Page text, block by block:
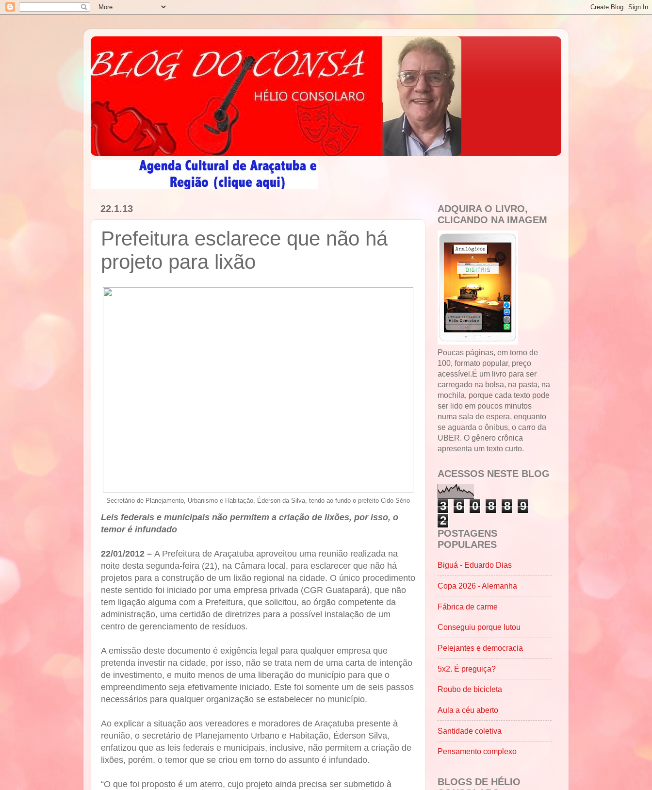
22.1.13
Prefeitura esclarece que não há
projeto para lixão
Secretário de Planejamento, Urbanismo e Habitação, Éderson da Silva, tendo ao fundo o prefeito Cido Sério
Leis federais e municipais não permitem a criação de lixões, por isso, o
temor é infundado
22/01/2012 – A Prefeitura de Araçatuba aproveitou uma reunião realizada na
noite desta segunda-feira (21), na Câmara local, para esclarecer que não há
projetos para a construção de um lixão regional na cidade. O único procedimento
neste sentido foi iniciado por uma empresa privada (CGR Guatapará), que não
tem ligação alguma com a Prefeitura, que solicitou, ao órgão competente da
administração, uma certidão de diretrizes para a possível instalação de um
centro de gerenciamento de resíduos.
A emissão deste documento é exigência legal para qualquer empresa que
pretenda investir na cidade, por isso, não se trata nem de uma carta de intenção
de investimento, e muito menos de uma liberação do município para que o
empreendimento seja efetivamente iniciado. Este foi somente um de seis passos
necessários para qualquer organização se estabelecer no município.
Ao explicar a situação aos vereadores e moradores de Araçatuba presente à
reunião, o secretário de Planejamento Urbano e Habitação, Éderson Silva,
enfatizou que as leis federais e municipais, inclusive, não permitem a criação de
lixões, porém, o temor que se criou em torno do assunto é infundado.
“O que foi proposto é um aterro, cujo projeto ainda precisa ser submetido à
ADQUIRA O LIVRO,
CLICANDO NA IMAGEM
Poucas páginas, em torno de
100, formato popular, preço
acessível.É um livro para ser
carregado na bolsa, na pasta, na
mochila, porque cada texto pode
ser lido em poucos minutos
numa sala de espera, enquanto
se aguarda o ônibus, o carro da
UBER. O gênero crônica
apresenta um texto curto.
ACESSOS NESTE BLOG
3 6 0 8 8
9
2
POSTAGENS
POPULARES
Biguá - Eduardo Dias
Copa 2026 - Alemanha
Fábrica de carme
Conseguiu porque lutou
Pelejantes e democracia
5x2. É preguiça?
Roubo de bicicleta
Aula a céu aberto
Santidade coletiva
Pensamento complexo
BLOGS DE HÉLIO